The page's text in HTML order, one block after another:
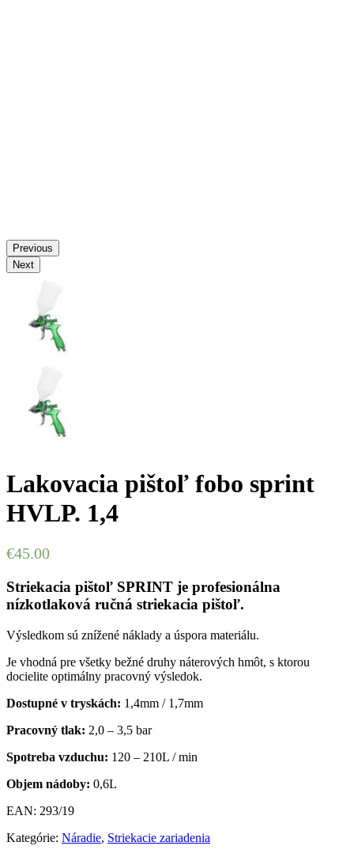
Previous
Next
Lakovacia pištoľ fobo sprint
HVLP. 1,4
€45.00
Striekacia pištoľ SPRINT je profesionálna
nízkotlaková ručná striekacia pištoľ.
Výsledkom sú znížené náklady a úspora materiálu.
Je vhodná pre všetky bežné druhy náterových hmôt, s ktorou
docielite optimálny pracovný výsledok.
Dostupné v tryskách: 1,4mm / 1,7mm
Pracovný tlak: 2,0 – 3,5 bar
Spotreba vzduchu: 120 – 210L / min
Objem nádoby: 0,6L
EAN: 293/19
Kategórie: Náradie, Striekacie zariadenia